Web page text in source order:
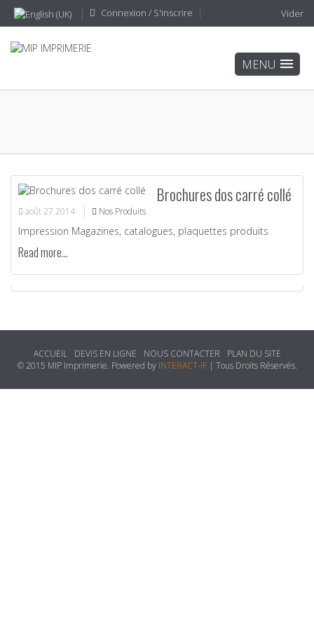
Connexion / S'inscrire Vider
Brochures dos carré collé
août 27 2014 Nos Produits
Impression Magazines, catalogues, plaquettes produits
Read more...
ACCUEIL DEVIS EN LIGNE NOUS CONTACTER
PLAN DU SITE
© 2015 MIP Imprimerie. Powered by INTERACT-IF| Tous Droits Réservés.